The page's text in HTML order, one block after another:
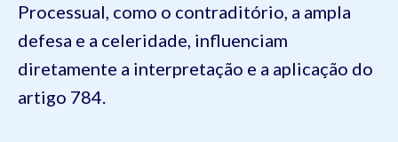
Processual, como o contraditório, a ampla
defesa e a celeridade, influenciam
diretamente a interpretação e a aplicação do
artigo 784.